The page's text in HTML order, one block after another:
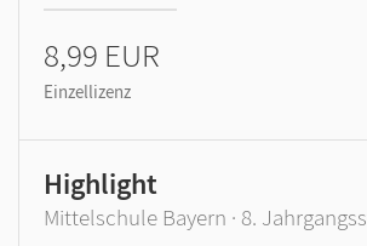
8,99 EUR
Einzellizenz
Highlight
Mittelschule Bayern · 8.